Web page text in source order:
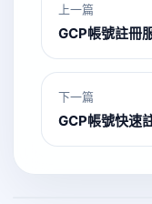
上一篇
GCP帳號註冊
下一篇
GCP帳號快速